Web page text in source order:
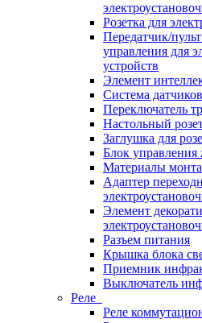
Розетка для
Передатчик/
управления для
устройств
Элемент
Система
Переключатель
Настольный
Заглушка для
Блок
Материалы
Адаптер
Элемент
Разъем питания
Крышка блока
Приемник
Выключатель
Реле
Реле